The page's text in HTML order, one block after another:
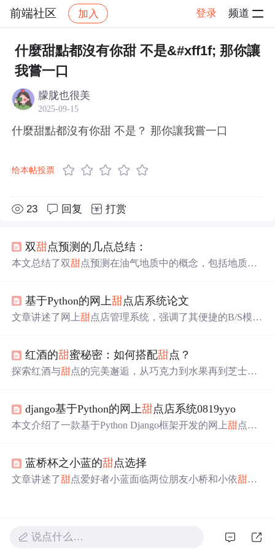
前端社区 加入 登录 频道
社区 前端社区 感慨 帖子详情
什麼甜點都沒有你甜 不是&#xff1f; 那你讓
我嘗一口
朦胧也很美
2025-09-15
什麼甜點都沒有你甜 不是？ 那你讓我嘗一口
给本帖投票
23 回复 打赏
双甜点预测的几点总结：
本文总结了双甜点预测在油气地质中的概念，包括地质甜
估方法。通过测井和地震勘探的数据，详细介绍了参数预
测步骤，如孔隙度的反演和含油饱和度的模型预测。最
基于Python的网上甜点店系统论文
文章讲述了网上甜点店管理系统，强调了其便捷的B/S模
以优化甜点销售和消费者体验。
红酒的甜蜜秘密：如何搭配甜点？
探索红酒与甜点的完美邂逅，从巧克力到水果再到芝士甜
django基于Python的网上甜点店系统0819yyo
本文介绍了一款基于Python Django框架开发的网上甜点店
库。蓝桥杯之小蓝的甜点选择
文章讲述了甜点爱好者小蓝面临两位朋友小桥和小依甜点
说点什么…